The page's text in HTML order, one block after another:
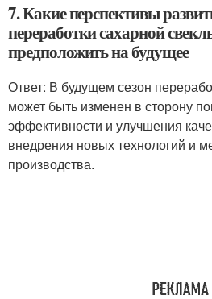
7. Какие перспективы
переработки сахарной
предположить на будущее
Ответ: В будущем сезон
может быть изменен в сторону
эффективности и улучшения
внедрения новых технологий и
производства.